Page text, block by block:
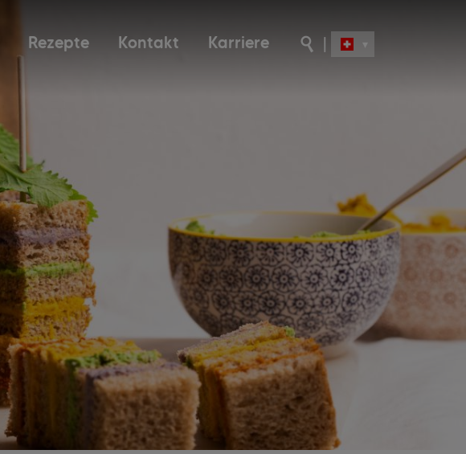
Rezepte Kontakt Karriere